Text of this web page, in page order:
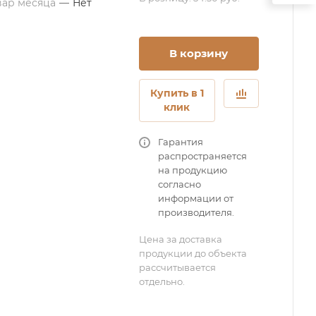
месяца — Нет
В корзину
Купить в 1
клик
Гарантия
распространяется
на продукцию
согласно
информации от
производителя.
Цена за доставка
продукции до объекта
рассчитывается
отдельно.